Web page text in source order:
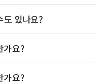
도 있나요?
가요?
가요?